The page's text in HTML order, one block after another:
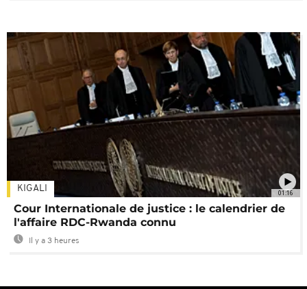
01:16
KIGALI
Cour Internationale de justice : le calendrier de
l'affaire RDC-Rwanda connu
Il y a 3 heures